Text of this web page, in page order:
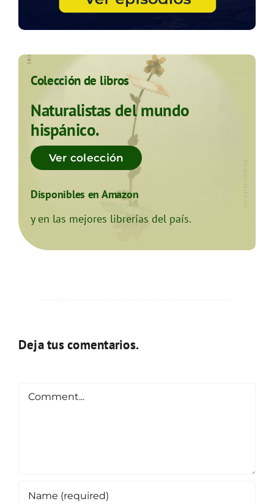
Colección de libros
Naturalistas del mundo
hispánico.
Ver colección
Disponibles en Amazon
y en las mejores librerías del país.
Deja tus comentarios.